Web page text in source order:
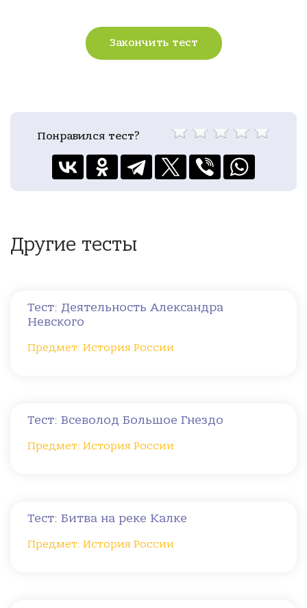
Закончить тест
Понравился тест?
Другие тесты
Тест: Деятельность Александра
Невского
Предмет: История России
Тест: Всеволод Большое Гнездо
Предмет: История России
Тест: Битва на реке Калке
Предмет: История России